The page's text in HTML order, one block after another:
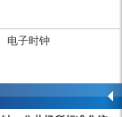
电子时钟